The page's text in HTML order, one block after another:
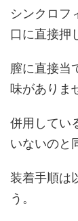
シンクロフ
口に直接押
膣に直接当
味がありま
併用してい
いないのと
装着手順は
う。